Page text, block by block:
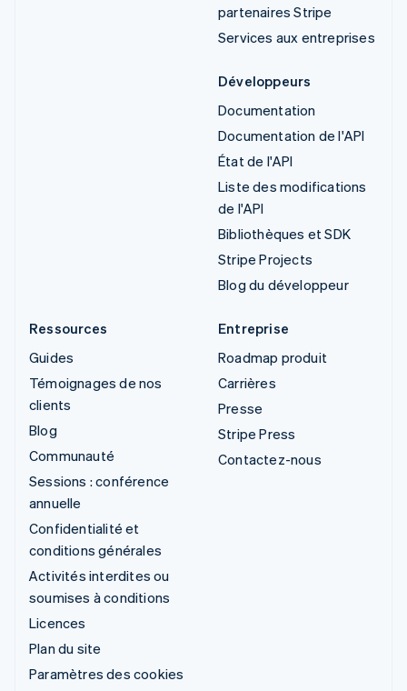
partenaires Stripe
Services aux entreprises
Développeurs
Documentation
Documentation de l'API
État de l'API
Liste des modifications
de l'API
Bibliothèques et SDK
Stripe Projects
Blog du développeur
Ressources
Guides
Témoignages de nos
clients
Blog
Communauté
Sessions : conférence
annuelle
Confidentialité et
conditions générales
Activités interdites ou
soumises à conditions
Licences
Plan du site
Paramètres des cookies
Entreprise
Roadmap produit
Carrières
Presse
Stripe Press
Contactez-nous